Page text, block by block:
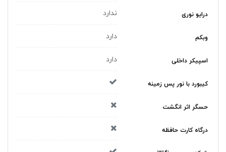
درایو نوری ندارد
وبکم دارد
اسپیکر داخلی دارد
کیبورد با نور پس زمینه
حسگر اثر انگشت
درگاه کارت حافظه